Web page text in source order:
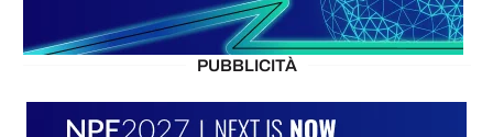
PUBBLICITÀ